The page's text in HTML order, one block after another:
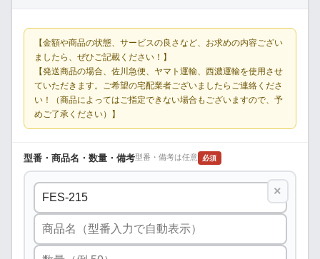
【金額や商品の状態、サービスの良さなど、お求めの内容ござい
ましたら、ぜひご記載ください！】
【発送商品の場合、佐川急便、ヤマト運輸、西濃運輸を使用させ
ていただきます。ご希望の宅配業者ございましたらご連絡くださ
い！（商品によってはご指定できない場合もございますので、予
めご了承ください）】
型番・商品名・数量・備考型番・備考は任意 必須
×